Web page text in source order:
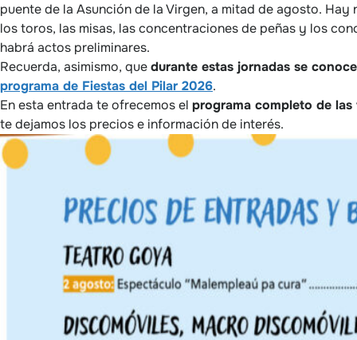
puente de la Asunción de la Virgen, a mitad de agosto.
los toros, las misas, las concentraciones de peñas y los
habrá actos preliminares.
Recuerda, asimismo, quedurante estas jornadas se
programa de Fiestas del Pilar 2026.
En esta entrada te ofrecemos el programa completo de las
te dejamos los precios e información de interés.